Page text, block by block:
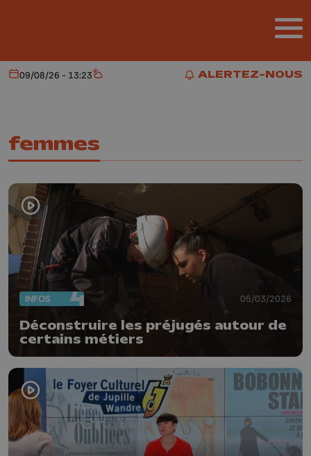
ALERTEZ-NOUS
ALERTEZ-NOUS
Aujourd'hui
09/08/26 - 13:23 Météo
femmes
INFOS 05/03/2026
Déconstruire les préjugés autour de
certains métiers